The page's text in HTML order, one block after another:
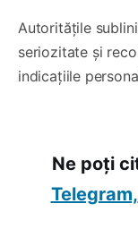
Autoritățile
seriozitate și
indicațiile
Ne poți
Telegram,